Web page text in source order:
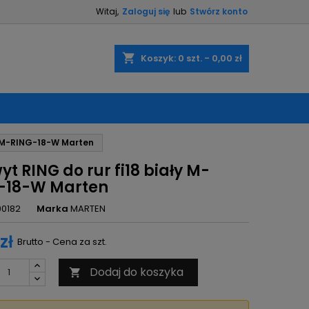
Witaj, Zaloguj się lub Stwórz konto
shopping_cart Koszyk: 0 szt. - 0,00 zł
RING-18-W Marten
RING do rur fi18 biały M-
18-W Marten
Marka MARTEN
Brutto - Cena za szt.
 Dodaj do koszyka